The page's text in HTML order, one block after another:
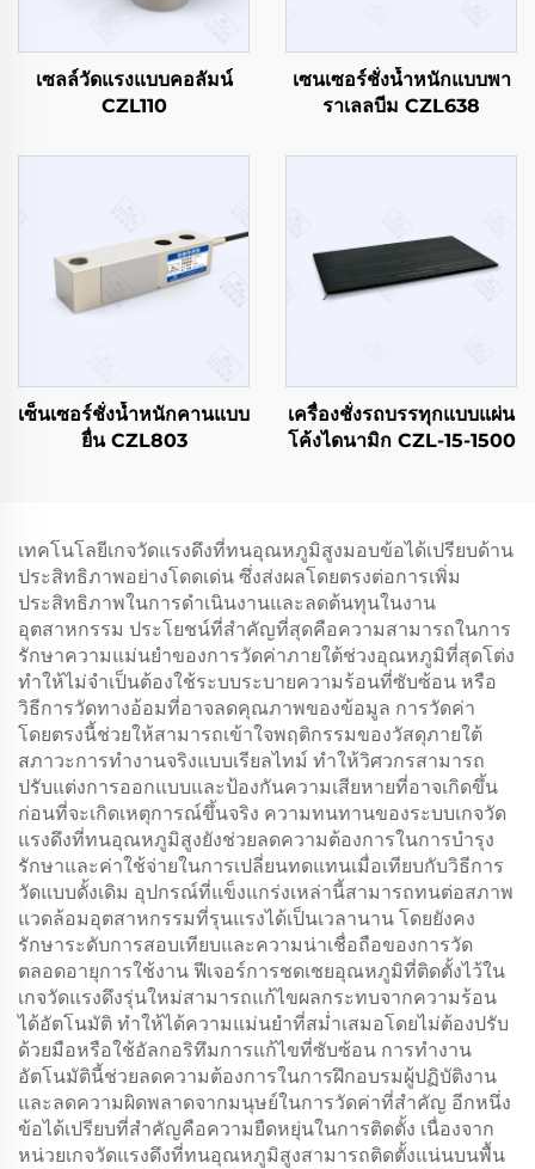
เซลล์วัดแรงแบบคอลัมน์
CZL110
เซนเซอร์ชั่งน้ำหนักแบบพา
ราเลลบีม CZL638
เซ็นเซอร์ชั่งน้ำหนักคานแบบ
ยื่น CZL803
เครื่องชั่งรถบรรทุกแบบแผ่น
โค้งไดนามิก CZL-15-1500
เทคโนโลยีเกจวัดแรงดึงที่ทนอุณหภูมิสูงมอบข้อได้เปรียบด้าน
ประสิทธิภาพอย่างโดดเด่น ซึ่งส่งผลโดยตรงต่อการเพิ่ม
ประสิทธิภาพในการดำเนินงานและลดต้นทุนในงาน
อุตสาหกรรม ประโยชน์ที่สำคัญที่สุดคือความสามารถในการ
รักษาความแม่นยำของการวัดค่าภายใต้ช่วงอุณหภูมิที่สุดโต่ง
ทำให้ไม่จำเป็นต้องใช้ระบบระบายความร้อนที่ซับซ้อน หรือ
วิธีการวัดทางอ้อมที่อาจลดคุณภาพของข้อมูล การวัดค่า
โดยตรงนี้ช่วยให้สามารถเข้าใจพฤติกรรมของวัสดุภายใต้
สภาวะการทำงานจริงแบบเรียลไทม์ ทำให้วิศวกรสามารถ
ปรับแต่งการออกแบบและป้องกันความเสียหายที่อาจเกิดขึ้น
ก่อนที่จะเกิดเหตุการณ์ขึ้นจริง ความทนทานของระบบเกจวัด
แรงดึงที่ทนอุณหภูมิสูงยังช่วยลดความต้องการในการบำรุง
รักษาและค่าใช้จ่ายในการเปลี่ยนทดแทนเมื่อเทียบกับวิธีการ
วัดแบบดั้งเดิม อุปกรณ์ที่แข็งแกร่งเหล่านี้สามารถทนต่อสภาพ
แวดล้อมอุตสาหกรรมที่รุนแรงได้เป็นเวลานาน โดยยังคง
รักษาระดับการสอบเทียบและความน่าเชื่อถือของการวัด
ตลอดอายุการใช้งาน ฟีเจอร์การชดเชยอุณหภูมิที่ติดตั้งไว้ใน
เกจวัดแรงดึงรุ่นใหม่สามารถแก้ไขผลกระทบจากความร้อน
ได้อัตโนมัติ ทำให้ได้ความแม่นยำที่สม่ำเสมอโดยไม่ต้องปรับ
ด้วยมือหรือใช้อัลกอริทึมการแก้ไขที่ซับซ้อน การทำงาน
อัตโนมัตินี้ช่วยลดความต้องการในการฝึกอบรมผู้ปฏิบัติงาน
และลดความผิดพลาดจากมนุษย์ในการวัดค่าที่สำคัญ อีกหนึ่ง
ข้อได้เปรียบที่สำคัญคือความยืดหยุ่นในการติดตั้ง เนื่องจาก
หน่วยเกจวัดแรงดึงที่ทนอุณหภูมิสูงสามารถติดตั้งแน่นบนพื้น